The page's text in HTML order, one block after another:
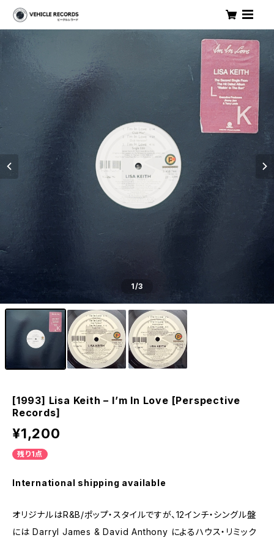
1/3
[1993] Lisa Keith – I’m In Love [Perspective
Records]
¥1,200
残り1点
International shipping available
オリジナルはR&B/ポップ・スタイルですが、12インチ・シングル盤
には Darryl James & David Anthony によるハウス・リミック